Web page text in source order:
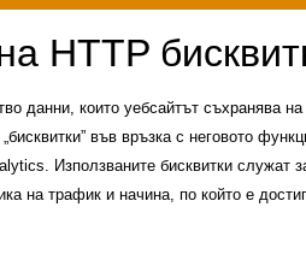
данни, които уебсайтът съхранява
във връзка с неговото
Използваните бисквитки служат
на трафик и начина, по който е